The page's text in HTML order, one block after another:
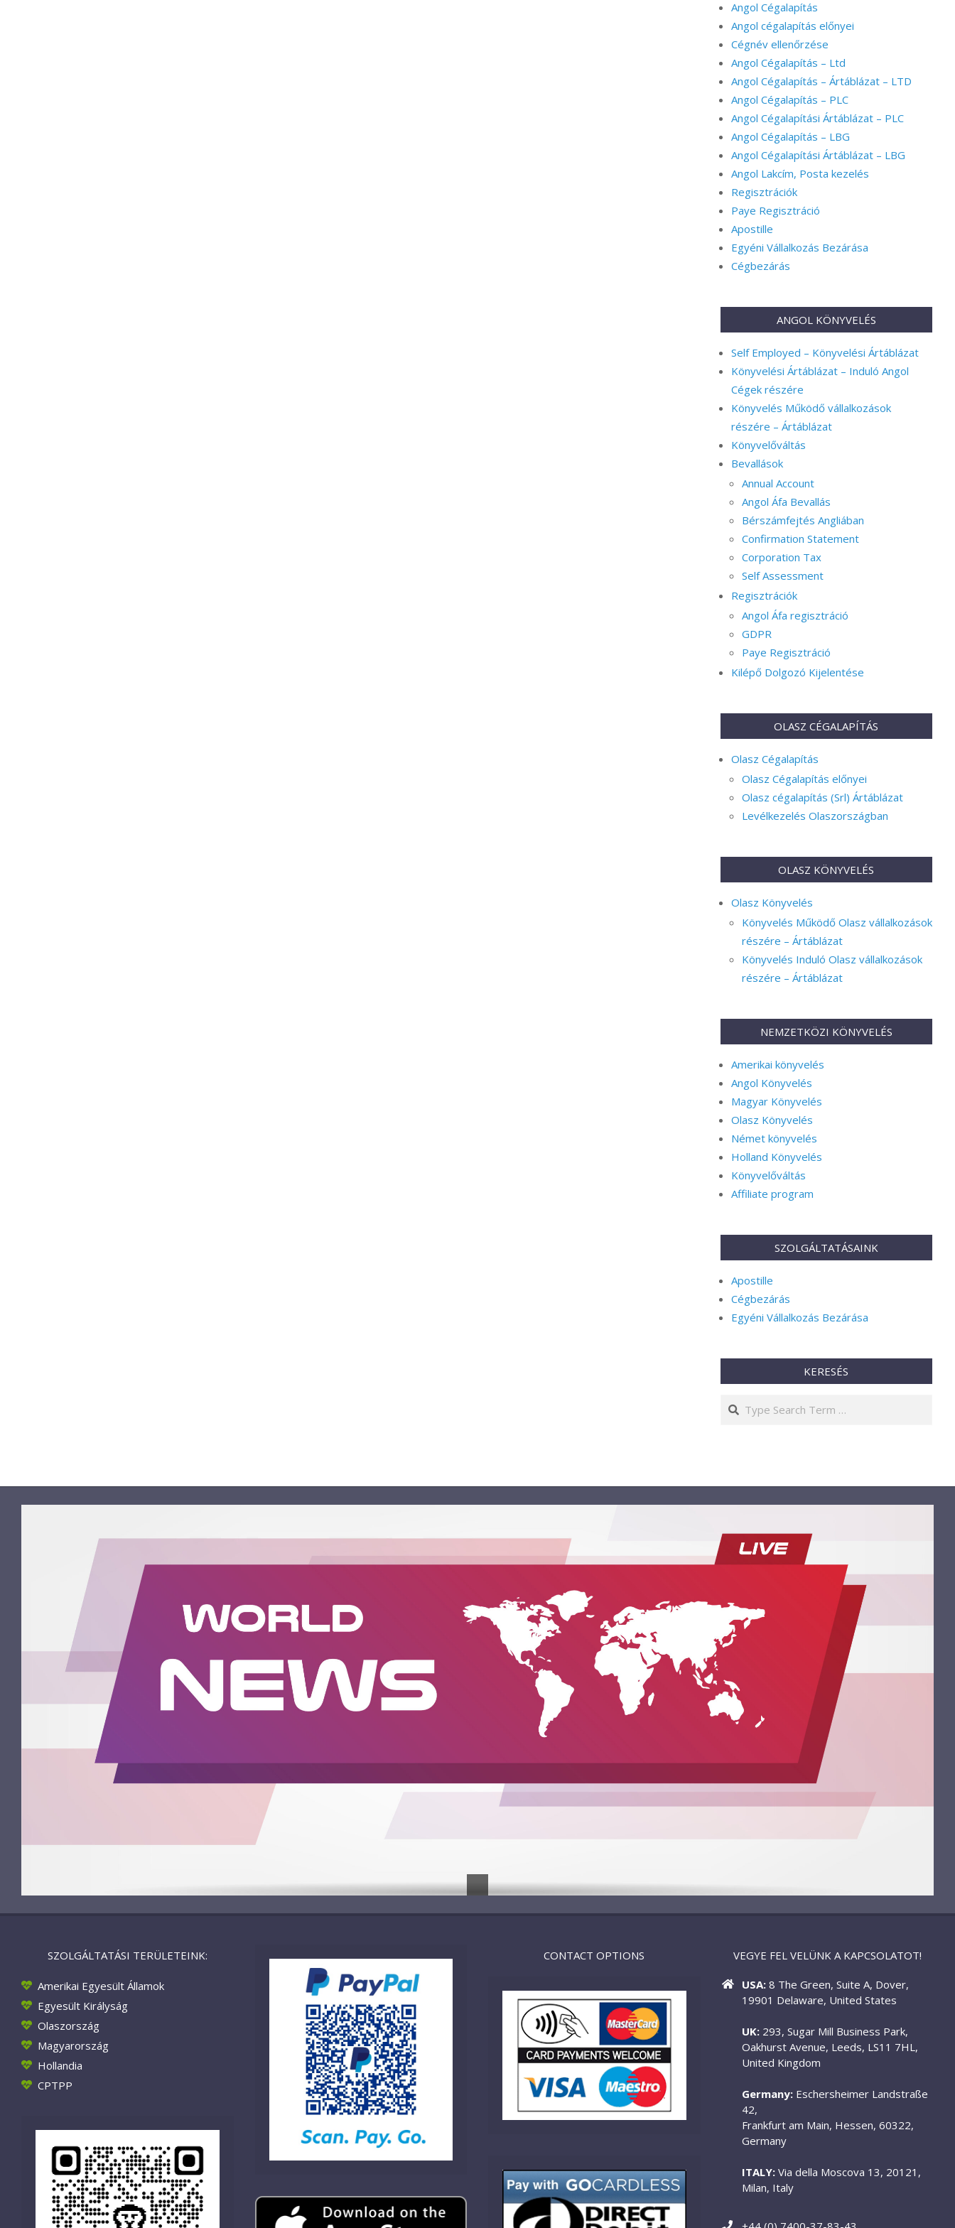
Angol Cégalapítás
Angol cégalapítás előnyei
Cégnév ellenőrzése
Angol Cégalapítás – Ltd
Angol Cégalapítás – Ártáblázat – LTD
Angol Cégalapítás – PLC
Angol Cégalapítási Ártáblázat – PLC
Angol Cégalapítás – LBG
Angol Cégalapítási Ártáblázat – LBG
Angol Lakcím, Posta kezelés
Regisztrációk
Paye Regisztráció
Apostille
Egyéni Vállalkozás Bezárása
Cégbezárás
ANGOL KÖNYVELÉS
Self Employed – Könyvelési Ártáblázat
Könyvelési Ártáblázat – Induló Angol
Cégek részére
Könyvelés Működő vállalkozások
részére – Ártáblázat
Könyvelőváltás
Bevallások
Annual Account
Angol Áfa Bevallás
Bérszámfejtés Angliában
Confirmation Statement
Corporation Tax
Self Assessment
Regisztrációk
Angol Áfa regisztráció
GDPR
Paye Regisztráció
Kilépő Dolgozó Kijelentése
OLASZ CÉGALAPÍTÁS
Olasz Cégalapítás
Olasz Cégalapítás előnyei
Olasz cégalapítás (Srl) Ártáblázat
Levélkezelés Olaszországban
OLASZ KÖNYVELÉS
Olasz Könyvelés
Könyvelés Működő Olasz vállalkozások
részére – Ártáblázat
Könyvelés Induló Olasz vállalkozások
részére – Ártáblázat
NEMZETKÖZI KÖNYVELÉS
Amerikai könyvelés
Angol Könyvelés
Magyar Könyvelés
Olasz Könyvelés
Német könyvelés
Holland Könyvelés
Könyvelőváltás
Affiliate program
SZOLGÁLTATÁSAINK
Apostille
Cégbezárás
Egyéni Vállalkozás Bezárása
KERESÉS
Search
SZOLGÁLTATÁSI TERÜLETEINK:
Amerikai Egyesült Államok
Egyesült Királyság
Olaszország
Magyarország
Hollandia
CPTPP
CONTACT OPTIONS VEGYE FEL VELÜNK A KAPCSOLATOT!
USA: 8 The Green, Suite A, Dover,
19901 Delaware, United States
UK: 293, Sugar Mill Business Park,
Oakhurst Avenue, Leeds, LS11 7HL,
United Kingdom
Germany: Eschersheimer Landstraße
42,
Frankfurt am Main, Hessen, 60322,
Germany
ITALY: Via della Moscova 13, 20121,
Milan, Italy